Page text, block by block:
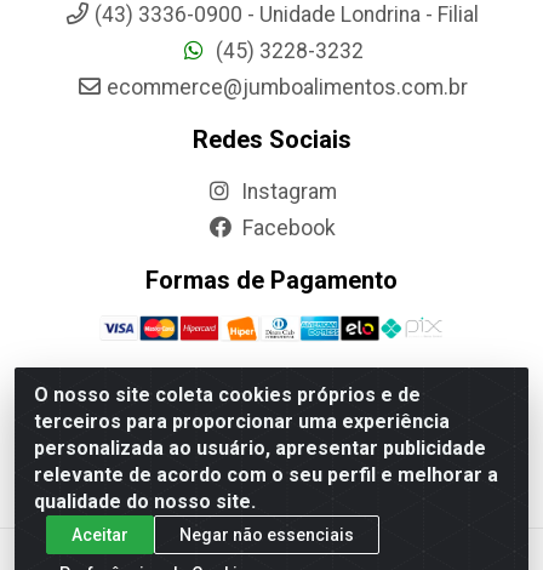
O nosso site coleta cookies próprios e de
terceiros para proporcionar uma experiência
personalizada ao usuário, apresentar publicidade
relevante de acordo com o seu perfil e melhorar a
qualidade do nosso site.
Aceitar
Negar não essenciais
(43) 3336-0900 - Unidade Londrina - Filial
(45) 3228-3232
ecommerce@jumboalimentos.com.br
Redes Sociais
Instagram
Facebook
Formas de Pagamento
Jumbo Alimentos Cascavel - Matriz - Rua Itatiba Do Sul,
161 - Santos Dumont, Cascavel-PR - CEP 85804-700-
CNPJ 85.522.043/0001-90